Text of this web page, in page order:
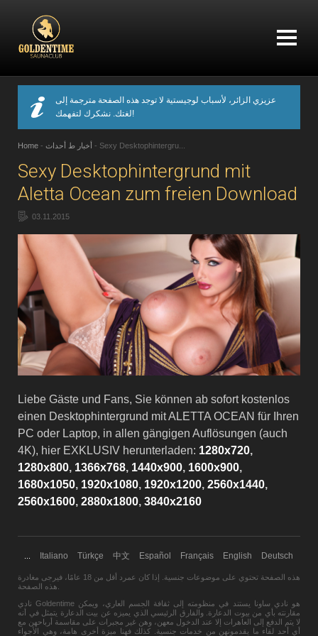
عزيزي الزائر، لأسباب لوجيستية لا توجد هذه الصفحة مترجمة إلى
لغتك. نشكرك لتفهمك!
Home - أخبار ط أحداث - Sexy Desktophintergru...
Sexy Desktophintergrund mit
Aletta Ocean zum freien Download
03.11.2015
Liebe Gäste und Fans, Sie können ab sofort kostenlos
einen Desktophintergrund mit ALETTA OCEAN für Ihren
PC oder Laptop, in allen gängigen Auflösungen (auch
4K), hier EXKLUSIV herunterladen: 1280x720,
1280x800, 1366x768, 1440x900, 1600x900,
1680x1050, 1920x1080, 1920x1200, 2560x1440,
2560x1600, 2880x1800, 3840x2160
Deutsch
English
Français
Español
中文
Türkçe
Italiano
هذه الصفحة تحتوي على موضوعات جنسية. إذا كان عمرد أقل من 18 عامًا،
فيرجى مغادرة
هذه الصفحة
نادي Goldentime هو نادي ساونا يستند في منظومته إلى ثقافة الجسم العاري، ويمكن
مقارنته بأي من بيوت الدعارة. والفارق الرئيسي الذي يميزه عن بيت الدعارة يتمثل في أنه
لا يتم الدفع إلى العاهرات إلا عند الدخول معهن، وهن غير مجبرات على مقاسمة أرباحهن مع
أي أحد لقاء ما يقدمونهن من خدمات جنسية. كذلك فهنا ميزة أخرى هامة، وهي الأجواء